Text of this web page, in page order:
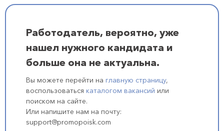
Работодатель, вероятно, уже
нашел нужного кандидата и
больше она не актуальна.
Вы можете перейти на главную страницу,
воспользоваться каталогом вакансий или
поиском на сайте.
Или напишите нам на почту:
support@promopoisk.com